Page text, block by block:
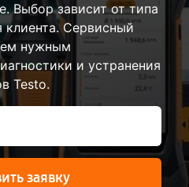
Выбор зависит от типа
Сервисный
нужным
и устранения
Testo.
заявку